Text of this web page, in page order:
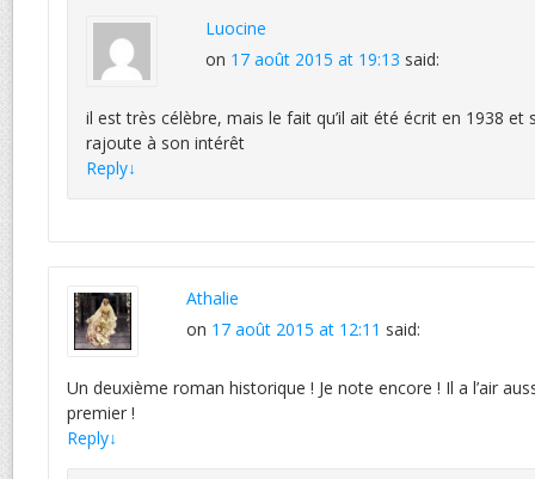
Luocine
on 17 août 2015 at 19:13 said:
il est très célèbre, mais le fait qu’il ait été écrit en 1938 et
rajoute à son intérêt
Reply↓
Athalie
on 17 août 2015 at 12:11 said:
Un deuxième roman historique ! Je note encore ! Il a l’air
premier !
Reply↓